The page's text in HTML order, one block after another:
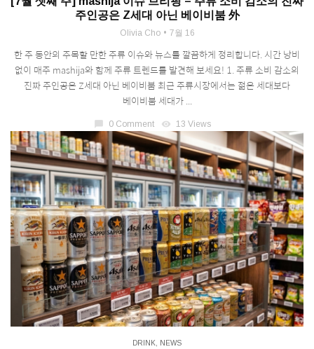
주인공은 Z세대 아닌 베이비붐 外
Olivia Cho 7월 16
한 주 동안의 주목할 만한 주류 이슈와 뉴스를 깔끔하게 정리합니다. 시간 낭비
없이 매주 mashija와 함께 주류 트렌드를 발견해 보세요! 1. 주류 소비 감소의
진짜 주인공은 Z세대 아닌 베이비붐 최근 주류시장에서는 젊은 세대보다
베이비붐 세대가 ...
chat_bubble 0 Comment visibility 13 Views
DRINK NEWS